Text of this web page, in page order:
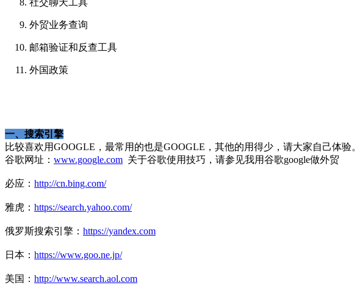
社交聊天工具
外贸业务查询
邮箱验证和反查工具
外国政策
一、搜索引擎
比较喜欢用GOOGLE，最常用的也是GOOGLE，其他的用得少，请大家自己体验。
谷歌网址： www.google.com 关于谷歌使用技巧，请参见我用谷歌google做外贸
必应： http://cn.bing.com/
雅虎： https://search.yahoo.com/
俄罗斯搜索引擎： https://yandex.com
日本： https://www.goo.ne.jp/
美国： http://www.search.aol.com